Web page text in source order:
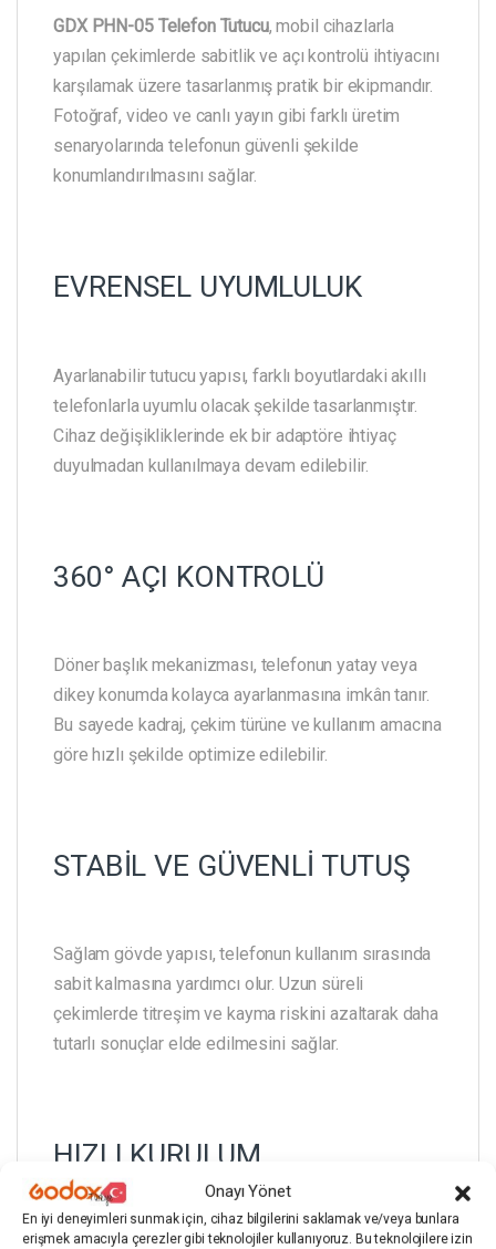
Onayı Yönet
En iyi deneyimleri sunmak için, cihaz bilgilerini saklamak ve/veya bunlara
erişmek amacıyla çerezler gibi teknolojiler kullanıyoruz. Bu teknolojilere izin
GDX PHN-05 Telefon Tutucu, mobil cihazlarla
yapılan çekimlerde sabitlik ve açı kontrolü ihtiyacını
karşılamak üzere tasarlanmış pratik bir ekipmandır.
Fotoğraf, video ve canlı yayın gibi farklı üretim
senaryolarında telefonun güvenli şekilde
konumlandırılmasını sağlar.
EVRENSEL UYUMLULUK
Ayarlanabilir tutucu yapısı, farklı boyutlardaki akıllı
telefonlarla uyumlu olacak şekilde tasarlanmıştır.
Cihaz değişikliklerinde ek bir adaptöre ihtiyaç
duyulmadan kullanılmaya devam edilebilir.
360° AÇI KONTROLÜ
Döner başlık mekanizması, telefonun yatay veya
dikey konumda kolayca ayarlanmasına imkân tanır.
Bu sayede kadraj, çekim türüne ve kullanım amacına
göre hızlı şekilde optimize edilebilir.
STABİL VE GÜVENLİ TUTUŞ
Sağlam gövde yapısı, telefonun kullanım sırasında
sabit kalmasına yardımcı olur. Uzun süreli
çekimlerde titreşim ve kayma riskini azaltarak daha
tutarlı sonuçlar elde edilmesini sağlar.
HIZLI KURULUM
Basit montaj yapısı sayesinde GDX PHN-05, çekim